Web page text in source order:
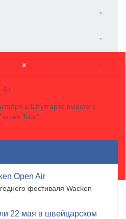
x
6+
в Штутгарте вместе с
Tour"
Open Air
фестиваля Wacken
22 мая в швейцарском